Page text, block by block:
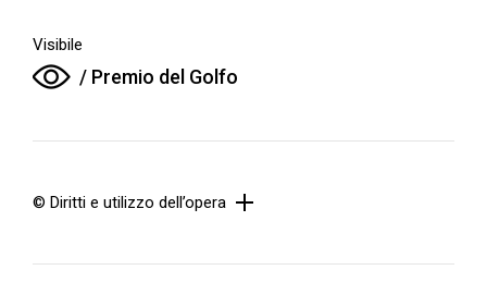
Visibile
/ Premio del Golfo
© Diritti e utilizzo dell’opera